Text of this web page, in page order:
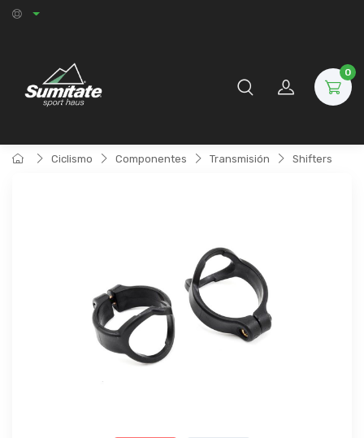
0
Ciclismo Componentes Transmisión Shifters